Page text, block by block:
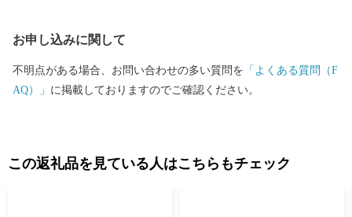
お申し込みに関して
不明点がある場合、お問い合わせの多い質問を 「よくある質問（F
AQ）」 に掲載しておりますのでご確認ください。
この返礼品を見ている人はこちらもチェック